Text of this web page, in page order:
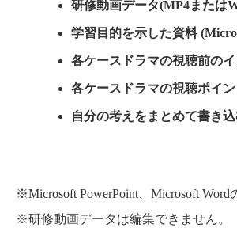
研修動画データ(MP4または
学習目的を示した資料
各ケースドラマの視聴前の
各ケースドラマの視聴ポイ
自分の考えをまとめて書き
※Microsoft PowerPoint、Microsoft
※研修動画データは編集できません。